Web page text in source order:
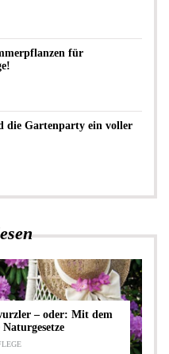
für
die Gartenparty ein voller
– oder: Mit dem